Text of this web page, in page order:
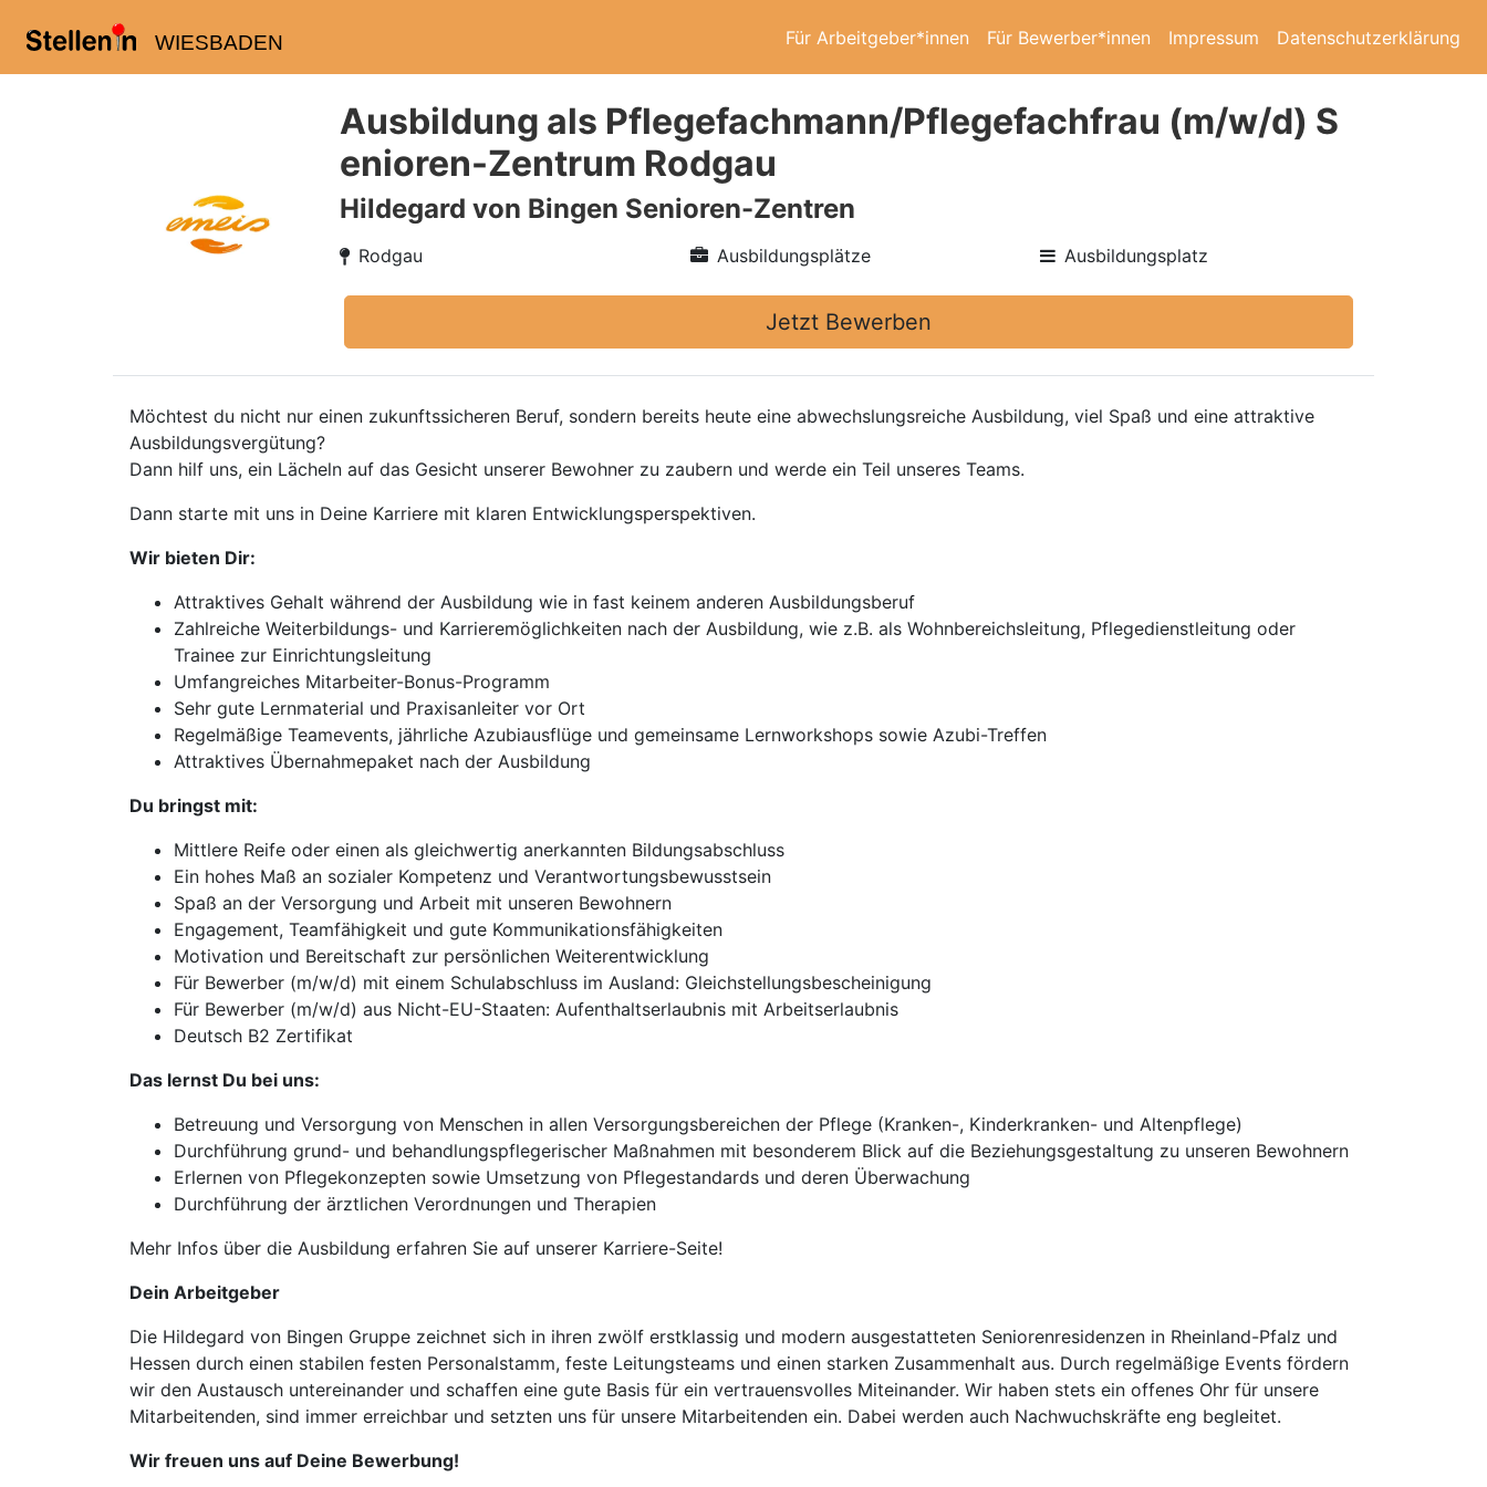
WIESBADEN Für Arbeitgeber*innen Für Bewerber*innen Impressum Datenschutzerklärung
Ausbildung als Pflegefachmann/Pflegefachfrau (m/w/d) S
enioren-Zentrum Rodgau
Hildegard von Bingen Senioren-Zentren
Rodgau Ausbildungsplätze Ausbildungsplatz
Jetzt Bewerben
Möchtest du nicht nur einen zukunftssicheren Beruf, sondern bereits heute eine abwechslungsreiche Ausbildung, viel Spaß und eine attraktive
Ausbildungsvergütung?
Dann hilf uns, ein Lächeln auf das Gesicht unserer Bewohner zu zaubern und werde ein Teil unseres Teams.
Dann starte mit uns in Deine Karriere mit klaren Entwicklungsperspektiven.
Wir bieten Dir:
Attraktives Gehalt während der Ausbildung wie in fast keinem anderen Ausbildungsberuf
Zahlreiche Weiterbildungs- und Karrieremöglichkeiten nach der Ausbildung, wie z.B. als Wohnbereichsleitung, Pflegedienstleitung oder
Trainee zur Einrichtungsleitung
Umfangreiches Mitarbeiter-Bonus-Programm
Sehr gute Lernmaterial und Praxisanleiter vor Ort
Regelmäßige Teamevents, jährliche Azubiausflüge und gemeinsame Lernworkshops sowie Azubi-Treffen
Attraktives Übernahmepaket nach der Ausbildung
Du bringst mit:
Mittlere Reife oder einen als gleichwertig anerkannten Bildungsabschluss
Ein hohes Maß an sozialer Kompetenz und Verantwortungsbewusstsein
Spaß an der Versorgung und Arbeit mit unseren Bewohnern
Engagement, Teamfähigkeit und gute Kommunikationsfähigkeiten
Motivation und Bereitschaft zur persönlichen Weiterentwicklung
Für Bewerber (m/w/d) mit einem Schulabschluss im Ausland: Gleichstellungsbescheinigung
Für Bewerber (m/w/d) aus Nicht-EU-Staaten: Aufenthaltserlaubnis mit Arbeitserlaubnis
Deutsch B2 Zertifikat
Das lernst Du bei uns:
Betreuung und Versorgung von Menschen in allen Versorgungsbereichen der Pflege (Kranken-, Kinderkranken- und Altenpflege)
Durchführung grund- und behandlungspflegerischer Maßnahmen mit besonderem Blick auf die Beziehungsgestaltung zu unseren Bewohnern
Erlernen von Pflegekonzepten sowie Umsetzung von Pflegestandards und deren Überwachung
Durchführung der ärztlichen Verordnungen und Therapien
Mehr Infos über die Ausbildung erfahren Sie auf unserer Karriere-Seite!
Dein Arbeitgeber
Die Hildegard von Bingen Gruppe zeichnet sich in ihren zwölf erstklassig und modern ausgestatteten Seniorenresidenzen in Rheinland-Pfalz und
Hessen durch einen stabilen festen Personalstamm, feste Leitungsteams und einen starken Zusammenhalt aus. Durch regelmäßige Events fördern
wir den Austausch untereinander und schaffen eine gute Basis für ein vertrauensvolles Miteinander. Wir haben stets ein offenes Ohr für unsere
Mitarbeitenden, sind immer erreichbar und setzten uns für unsere Mitarbeitenden ein. Dabei werden auch Nachwuchskräfte eng begleitet.
Wir freuen uns auf Deine Bewerbung!